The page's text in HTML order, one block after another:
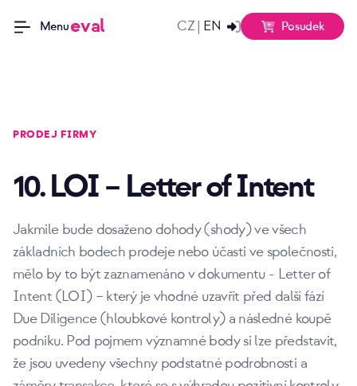
Menueval CZ| EN Posudek
PRODEJ FIRMY
10. LOI – Letter of Intent
Jakmile bude dosaženo dohody (shody) ve všech
základních bodech prodeje nebo účasti ve společnosti,
mělo by to být zaznamenáno v dokumentu - Letter of
Intent (LOI) – který je vhodné uzavřít před další fází
Due Diligence (hloubkové kontroly) a následné koupě
podniku. Pod pojmem významné body si lze představit,
že jsou uvedeny všechny podstatné podrobnosti a